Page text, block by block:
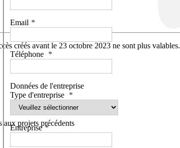
créés avant le 23 octobre 2023 ne sont plus valables.
aux projets précédents
Email
Téléphone
Données de l'entreprise
Type d'entreprise
Entreprise